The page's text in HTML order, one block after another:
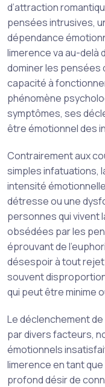
d’attraction
pensées intrusives,
dépendance
limerence va au-delà
dominer les pensées
capacité à
phénomène
symptômes, ses
être émotionnel des
Contrairement aux
simples infatuations,
intensité
détresse ou une
personnes qui vivent
obsédées par les
éprouvant de
désespoir à tout
souvent
qui peut être minime
Le déclenchement
par divers facteurs,
émotionnels
limerence en tant
profond désir de